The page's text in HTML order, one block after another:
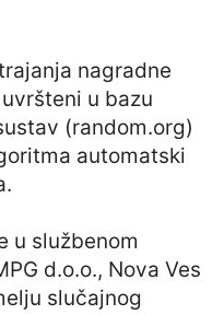
nagradne
u bazu
(random.org)
automatski
u službenom
d.o.o., Nova Ves
slučajnog